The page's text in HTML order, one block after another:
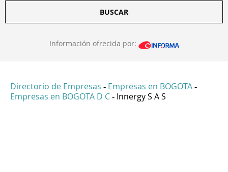
BUSCAR
Información ofrecida por:
Directorio de Empresas - Empresas en BOGOTA -
Empresas en BOGOTA D C - Innergy S A S